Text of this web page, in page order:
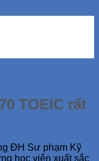
TOEIC rất
ĐH Sư phạm Kỹ
học viên xuất sắc